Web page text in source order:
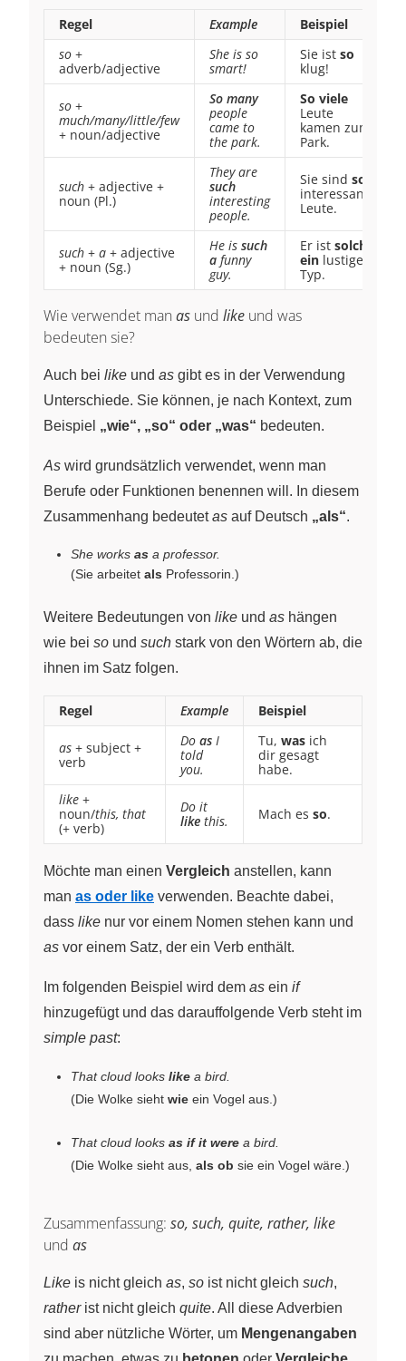
Regel Example
Beispiel
so +
adverb/adjective
She is so
smart!
Sie ist so
klug!
so +
much/many/little/few
+ noun/adjective
So many
people
came to
the park.
So viele
Leute
kamen zum
Park.
such + adjective +
noun (Pl.)
They are
such
interesting
people.
Sie sind so
interessante
Leute.
such + a + adjective
+ noun (Sg.)
He is such
a funny
guy.
Er ist solch
ein lustiger
Typ.
Wie verwendet man as und like und was
bedeuten sie?
Auch bei like und as gibt es in der Verwendung
Unterschiede. Sie können, je nach Kontext, zum
Beispiel „wie“, „so“ oder „was“ bedeuten.
As wird grundsätzlich verwendet, wenn man
Berufe oder Funktionen benennen will. In diesem
Zusammenhang bedeutetas auf Deutsch „als“.
She works as a professor.
(Sie arbeitet als Professorin.)
Weitere Bedeutungen von like und as hängen
wie bei so und such stark von den Wörtern ab, die
ihnen im Satz folgen.
Regel Example Beispiel
as + subject +
verb
Do as I
told
you.
Tu, was ich
dir gesagt
habe.
like +
noun/this, that
(+ verb)
Do it
like this. Mach es so.
Möchte man einen Vergleich anstellen, kann
man as oder like verwenden. Beachte dabei,
dass like nur vor einem Nomen stehen kann und
as vor einem Satz, der ein Verb enthält.
Im folgenden Beispiel wird dem as ein if
hinzugefügt und das darauffolgende Verb steht im
simple past:
That cloud looks like a bird.
(Die Wolke sieht wie ein Vogel aus.)
That cloud looks as if it were a bird.
(Die Wolke sieht aus, als ob sie ein Vogel wäre.)
Zusammenfassung: so, such, quite, rather, like
und as
Like is nicht gleich as, so ist nicht gleich such,
ratherist nicht gleich quite. All diese Adverbien
sind aber nützliche Wörter, um Mengenangaben